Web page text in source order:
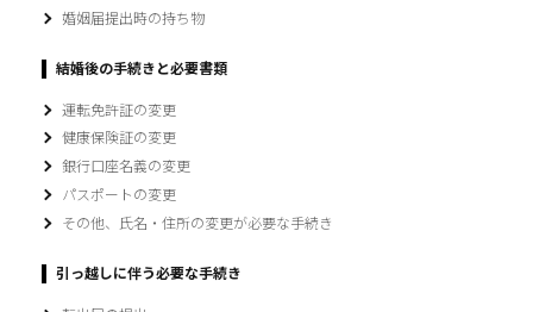
婚姻届提出時の持ち物
結婚後の手続きと必要書類
運転免許証の変更
健康保険証の変更
銀行口座名義の変更
パスポートの変更
その他、氏名・住所の変更が必要な手続き
引っ越しに伴う必要な手続き